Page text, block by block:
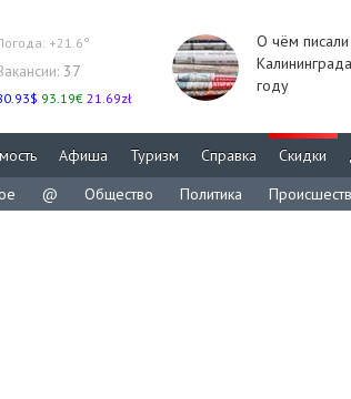
+21.6°
37
93.19€ 21.69zł
О чём писали
году
Афиша Туризм Справка Скидки
@ Общество Политика